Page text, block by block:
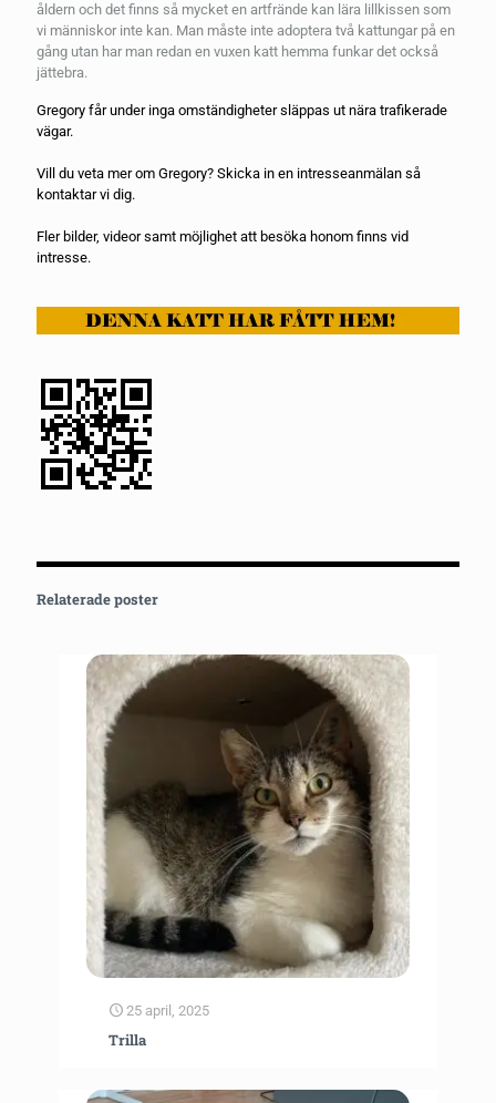
åldern och det finns så mycket en artfrände kan lära lillkissen som
vi människor inte kan. Man måste inte adoptera två kattungar på en
gång utan har man redan en vuxen katt hemma funkar det också
jättebra.
Gregory får under inga omständigheter släppas ut nära trafikerade
vägar.
Vill du veta mer om Gregory? Skicka in en intresseanmälan så
kontaktar vi dig.
Fler bilder, videor samt möjlighet att besöka honom finns vid
intresse.
Relaterade poster
25 april, 2025
Trilla